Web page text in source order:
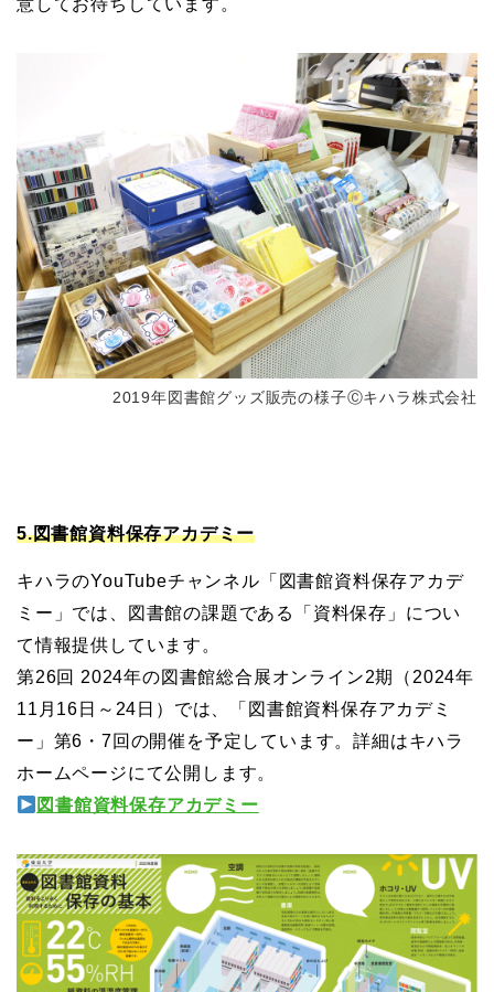
2019年図書館グッズ販売の様子Ⓒキハラ株式会社
5.図書館資料保存アカデミー
キハラのYouTubeチャンネル「図書館資料保存アカデ
ミー」では、図書館の課題である「資料保存」につい
て情報提供しています。
第26回 2024年の図書館総合展オンライン2期（2024年
11月16日～24日）では、「図書館資料保存アカデミ
ー」第6・7回の開催を予定しています。詳細はキハラ
ホームページにて公開します。
図書館資料保存アカデミー